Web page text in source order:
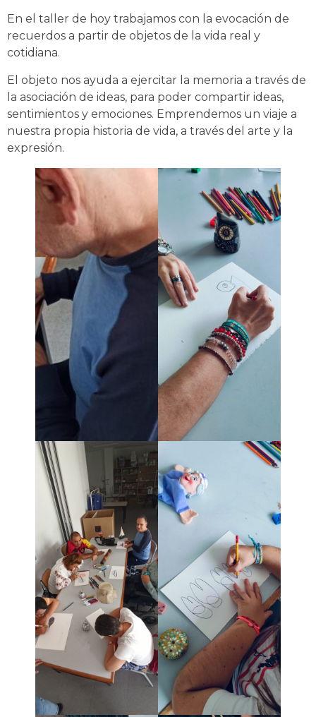
En el taller de hoy trabajamos con la evocación de
recuerdos a partir de objetos de la vida real y
cotidiana.
El objeto nos ayuda a ejercitar la memoria a través de
la asociación de ideas, para poder compartir ideas,
sentimientos y emociones. Emprendemos un viaje a
nuestra propia historia de vida, a través del arte y la
expresión.